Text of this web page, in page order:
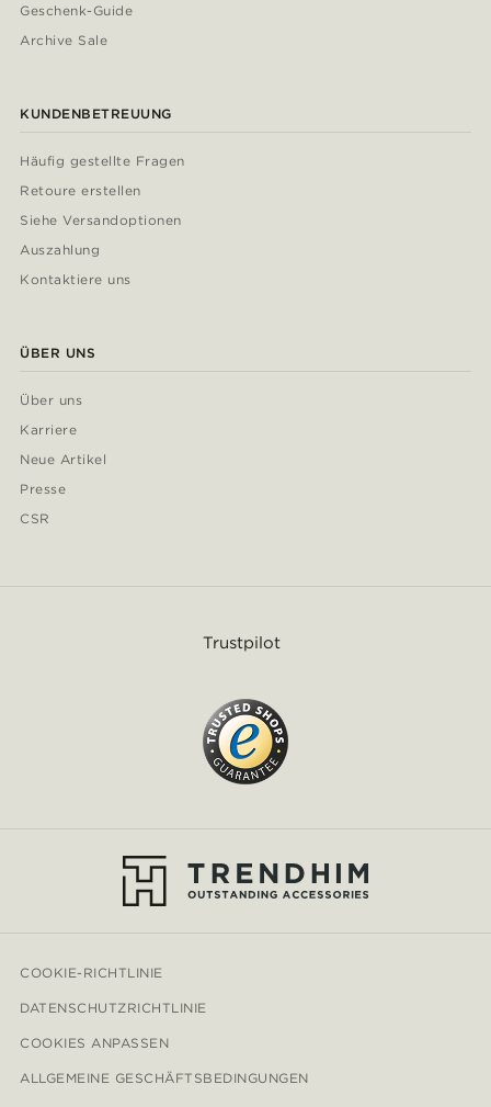
Geschenk-Guide
Archive Sale
KUNDENBETREUUNG
Häufig gestellte Fragen
Retoure erstellen
Siehe Versandoptionen
Auszahlung
Kontaktiere uns
ÜBER UNS
Über uns
Karriere
Neue Artikel
Presse
CSR
Trustpilot
COOKIE-RICHTLINIE
DATENSCHUTZRICHTLINIE
COOKIES ANPASSEN
ALLGEMEINE GESCHÄFTSBEDINGUNGEN